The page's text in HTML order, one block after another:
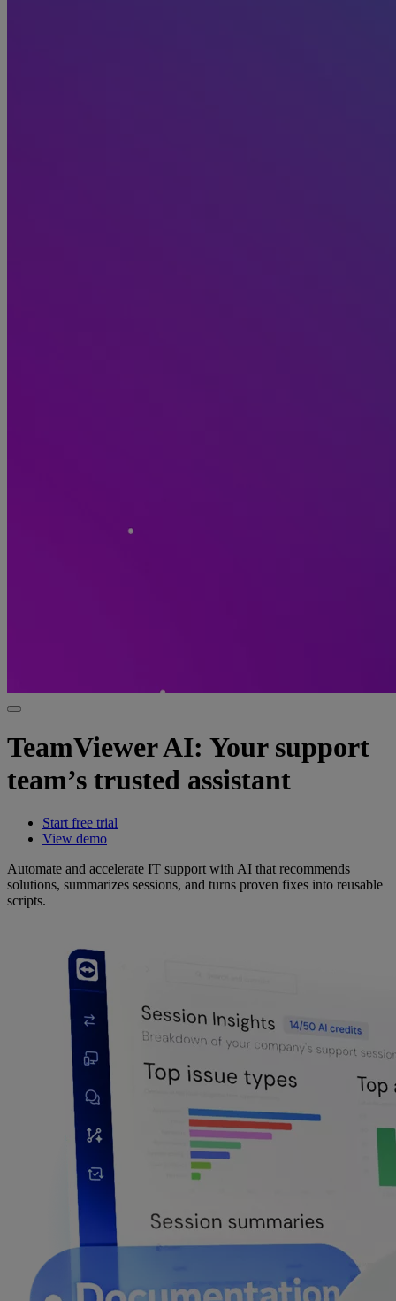
TeamViewer AI: Your support
team’s trusted assistant
Start free trial
View demo
Automate and accelerate IT support with AI that recommends
solutions, summarizes sessions, and turns proven fixes into reusable
scripts.